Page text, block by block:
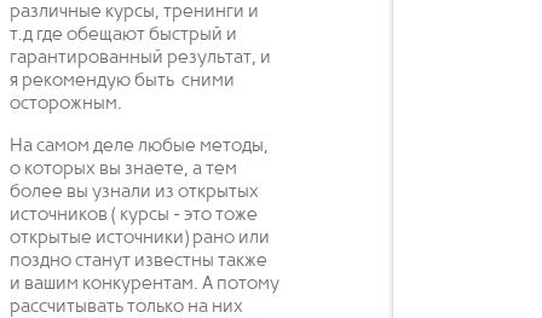
различные курсы, тренинги и
т.д где обещают быстрый и
гарантированный результат, и
я рекомендую быть сними
осторожным.
На самом деле любые методы,
о которых вы знаете, а тем
более вы узнали из открытых
источников ( курсы - это тоже
открытые источники) рано или
поздно станут известны также
и вашим конкурентам. А потому
рассчитывать только на них